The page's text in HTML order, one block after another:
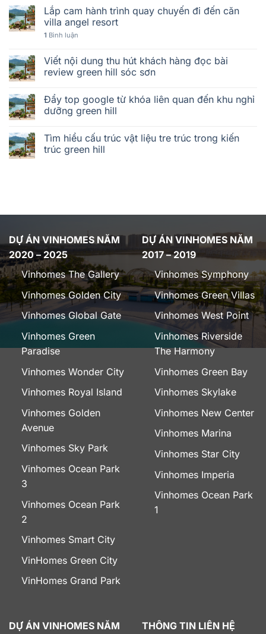
Lắp cam hành trình quay chuyến đi đến căn
villa angel resort
1 Bình luận
Viết nội dung thu hút khách hàng đọc bài
review green hill sóc sơn
Đẩy top google từ khóa liên quan đến khu nghỉ
dưỡng green hill
Tìm hiểu cấu trúc vật liệu tre trúc trong kiến
trúc green hill
DỰ ÁN VINHOMES NĂM
2020 – 2025
Vinhomes The Gallery
Vinhomes Golden City
Vinhomes Global Gate
Vinhomes Green
Paradise
Vinhomes Wonder City
Vinhomes Royal Island
Vinhomes Golden
Avenue
Vinhomes Sky Park
Vinhomes Ocean Park
3
Vinhomes Ocean Park
2
Vinhomes Smart City
VinHomes Green City
VinHomes Grand Park
DỰ ÁN VINHOMES NĂM
2017 – 2019
Vinhomes Symphony
Vinhomes Green Villas
Vinhomes West Point
Vinhomes Riverside
The Harmony
Vinhomes Green Bay
Vinhomes Skylake
Vinhomes New Center
Vinhomes Marina
Vinhomes Star City
Vinhomes Imperia
Vinhomes Ocean Park
1
DỰ ÁN VINHOMES NĂM
THÔNG TIN LIÊN HỆ